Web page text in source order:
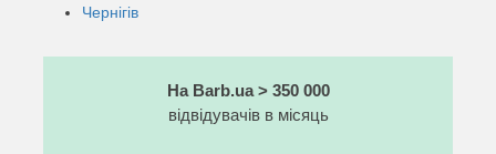
Чернігів
На Barb.ua > 350 000
відвідувачів в місяць